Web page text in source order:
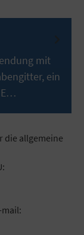
mit
ein
E…
die allgemeine
mail: